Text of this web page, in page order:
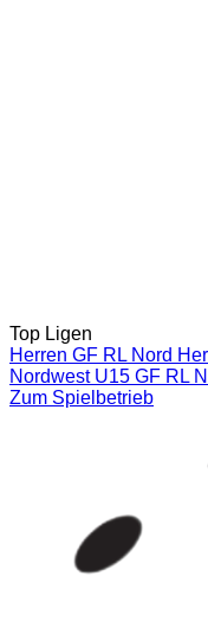
Top Ligen
Herren GF RL Nord
Nordwest U15 GF RL
Zum Spielbetrieb